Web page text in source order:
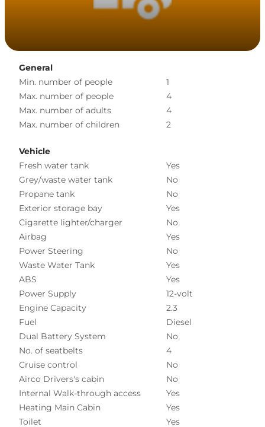
General
Min. number of people
1
Max. number of people
4
Max. number of adults
4
Max. number of children
2
Vehicle
Fresh water tank
Yes
Grey/waste water tank
No
Propane tank
No
Exterior storage bay
Yes
Cigarette lighter/charger
No
Airbag
Yes
Power Steering
No
Waste Water Tank
Yes
ABS
Yes
Power Supply
12-volt
Engine Capacity
2.3
Fuel
Diesel
Dual Battery System
No
No. of seatbelts
4
Cruise control
No
Airco Drivers's cabin
No
Internal Walk-through access
Yes
Heating Main Cabin
Yes
Toilet
Yes